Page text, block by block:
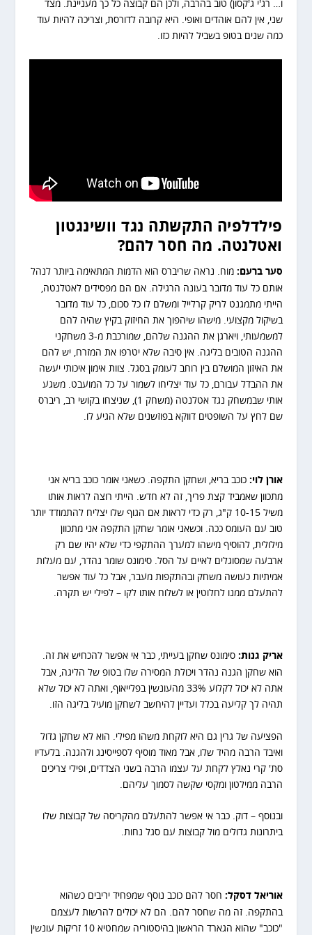
ו… רג'י ג'קסון) טוב בהרבה, ולכן הם קבוצה כל כך מעניינת. מצד
שני, אין להם אוהדים ואופי. היא קרובה לדורסת, וצריכה להיות עוד
כמה שנים בטופ בשביל להיות כזו.
פילדלפיה התקשתה נגד וושינגטון
ואטלנטה. מה חסר להם?
סער ברעם:מוח. נראה שריברס הוא הדמות המתאימה ביותר לנהל
אותם כל עוד מדובר בעונה הרגילה. אם הם מפסידים לאטלנטה,
הייתי מתמגנט לריק קרלייל ומשלם לו כל סכום, כל עוד מדובר
בשיקול מקצועי. מישהו שיהפוך את החיזוק בקיץ שהיה להם
למשמעותי, ויארגן את ההגנה שלהם, שמורכבת מ-3 משחקני
ההגנה הטובים בליגה. אין סיבה שלא יטרפו את המזרח, יש להם
את האיזון המושלם בין רוחב לעומק בסגל. צוות אימון איכותי יעשה
את ההבדל עבורם, כל עוד יצליחו לשמור על כל המועבט. משגע
אותי שבמשחק נגד אטלנטה (משחק 1), שניצחו בקושי רב, ריברס
שם לחץ על השופטים דווקא בפוזשנים שלא הגיע לו.
אורן לוי:כוכב בריא, ושחקן התקפה. כשאני אומר כוכב בריא אני
מתכוון שאמביד קצת פריך, זה לא חדש. הייתי רוצה לראות אותו
משיל 10-15 ק"ג, רק כדי לראות אם הגוף שלו יצליח להתמודד יותר
טוב עם העומס ככה. וכשאני אומר שחקן התקפה אני מתכוון
מילולית, להוסיף מישהו למערך ההתקפי כדי שלא יהיו שם רק
ארבעה שמסוגלים לאיים על הסל. סימונס שומר נהדר, עם מעלות
אמיתיות כעושה משחק ובהתקפות מעבר, אבל כל עוד אפשר
להתעלם ממנו לחלוטין או לשלוח אותו לקו – לפילי יש תקרה.
אריק גנות:סימונס שחקן בעייתי, כבר אי אפשר להכחיש את זה.
הוא שחקן הגנה נהדר ויכולת המסירה שלו בטופ של הליגה, אבל
אתה לא יכול לקלוע 33% מהעונשין בפלייאוף, ואתה לא יכול שלא
תהיה לך קליעה בכלל ועדיין להיחשב לשחקן מועיל בליגה הזו.
הפציעה של גרין גם היא לוקחת משהו מפילי. הוא לא שחקן גדול
ואיבד הרבה מהיד שלו, אבל מאוד מוסיף לספייסינג ולהגנה. בלעדיו
סת' קרי נאלץ לקחת על עצמו הרבה בשני הצדדים, ופילי צריכים
הרבה ממילטון ומקסי שקשה לסמוך עליהם.
ובנוסף – דוק. כבר אי אפשר להתעלם מהקריסה של קבוצות שלו
ביתרונות גדולים מול קבוצות עם סגל נחות.
אוריאל דסקל: חסר להם כוכב נוסף שמפחיד יריבים כשהוא
בהתקפה. זה מה שחסר להם. הם לא יכולים להרשות לעצמם
"כוכב" שהוא הגארד הראשון בהיסטוריה שמחטיא 10 זריקות עונשין